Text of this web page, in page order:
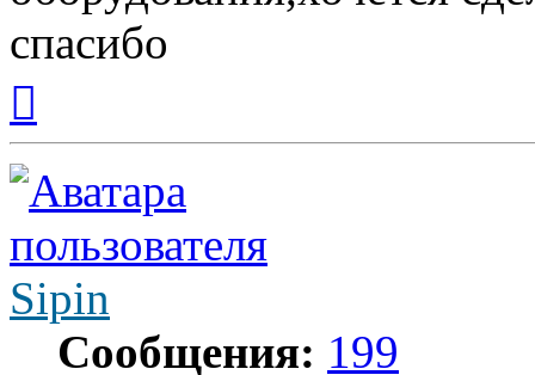
спасибо
началу
Sipin
Сообщения: 199